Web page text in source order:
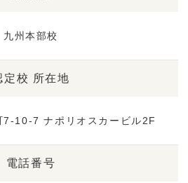
九州本部校
定校 所在地
7-10-7 ナポリオスカービル2F
電話番号